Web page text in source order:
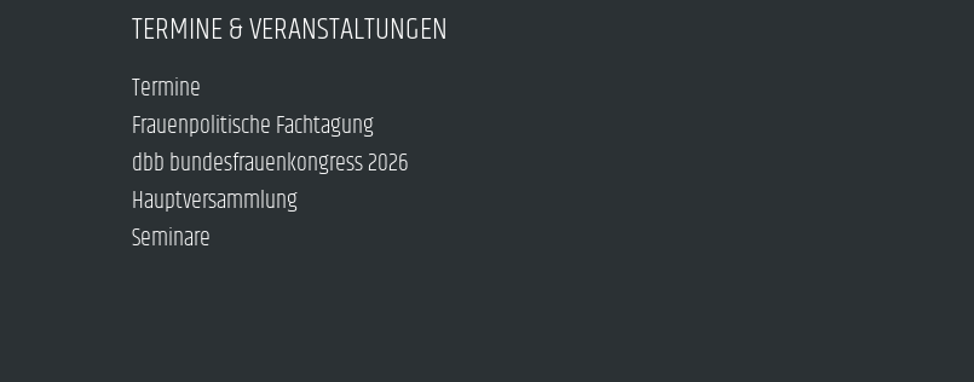
TERMINE & VERANSTALTUNGEN
Termine
Frauenpolitische Fachtagung
dbb bundesfrauenkongress 2026
Hauptversammlung
Seminare